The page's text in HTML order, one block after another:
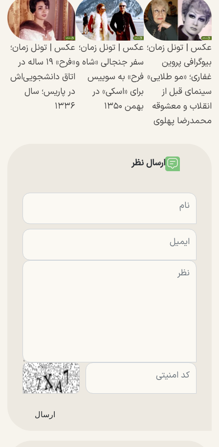
عکس | تونل زمان؛
بیوگرافی پروین
غفاری؛ «مو طلایی»
سینمای قبل از
انقلاب و معشوقه
محمدرضا پهلوی
عکس | تونل زمان؛
سفر جنجالی «شاه و
فرح» به سوییس
برای «اسکی» در
بهمن ۱۳۵۰
عکس | تونل زمان؛
«فرح» ۱۹ ساله در
اتاق دانشجویی‌اش
در پاریس؛ سال
۱۳۳۶
ارسال نظر